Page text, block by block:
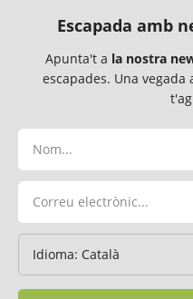
Escapada amb
Apunta't a la nostra
escapades. Una